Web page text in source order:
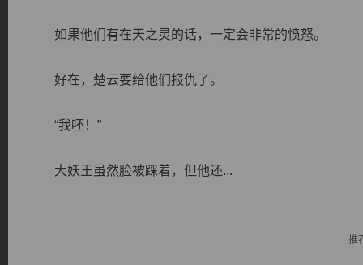
如果他们有在天之灵的话，一定会非常的愤怒。
好在，楚云要给他们报仇了。
“我呸！”
大妖王虽然脸被踩着，但他还...
推